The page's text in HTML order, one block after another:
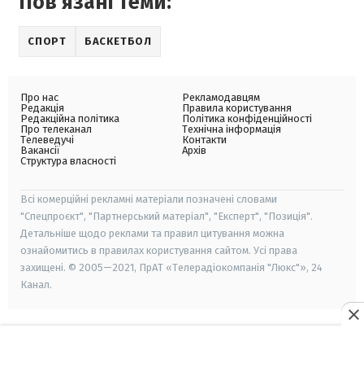
СПОРТ БАСКЕТБОЛ
Про нас
Редакція
Редакційна політика
Про телеканал
Телеведучі
Вакансії
Структура власності
Рекламодавцям
Правила користування
Політика конфіденційності
Технічна інформація
Контакти
Архів
Всі комерційні рекламні матеріали позначені словами
"Спецпроєкт", "Партнерський матеріал", "Експерт", "Позиція".
Детальніше щодо реклами та правил цитування можна
ознайомитись в правилах користування сайтом. Усі права
захищені. © 2005—2021, ПрАТ «Телерадіокомпанія "Люкс"», 24
Канал.